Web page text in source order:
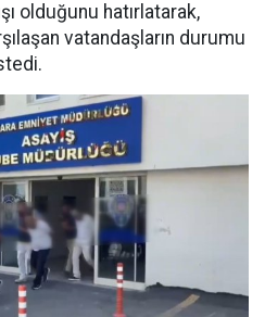
olduğunu hatırlatarak,
vatandaşların durumu